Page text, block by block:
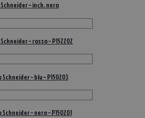
– inch. nero
– rosso – P152202
– blu – P150203
– nero – P150201